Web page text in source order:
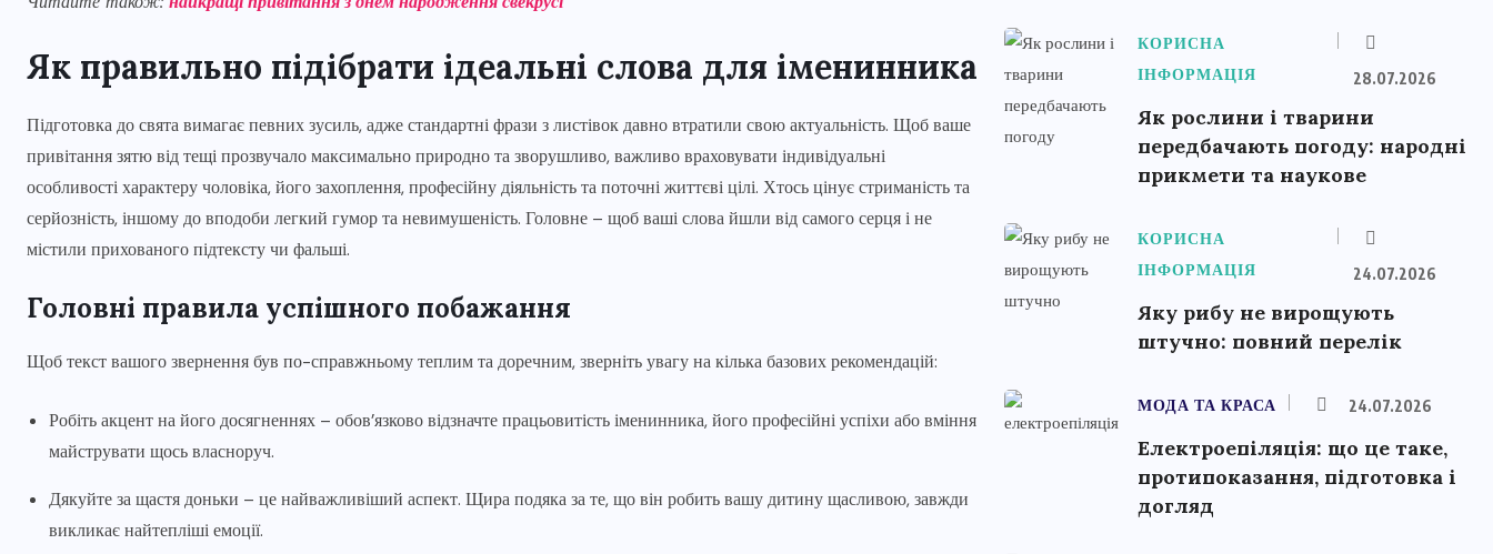
Як правильно підібрати ідеальні слова для іменинника
Підготовка до свята вимагає певних зусиль, адже стандартні фрази з листівок давно втратили свою актуальність. Щоб ваше
привітання зятю від тещі прозвучало максимально природно та зворушливо, важливо враховувати індивідуальні
особливості характеру чоловіка, його захоплення, професійну діяльність та поточні життєві цілі. Хтось цінує стриманість та
серйозність, іншому до вподоби легкий гумор та невимушеність. Головне – щоб ваші слова йшли від самого серця і не
містили прихованого підтексту чи фальші.
Головні правила успішного побажання
Щоб текст вашого звернення був по-справжньому теплим та доречним, зверніть увагу на кілька базових рекомендацій:
Робіть акцент на його досягненнях – обов’язково відзначте працьовитість іменинника, його професійні успіхи або вміння
майструвати щось власноруч.
Дякуйте за щастя доньки – це найважливіший аспект. Щира подяка за те, що він робить вашу дитину щасливою, завжди
викликає найтепліші емоції.
КОРИСНА
ІНФОРМАЦІЯ
28.07.2026
Як рослини і тварини
передбачають погоду: народні
прикмети та наукове
КОРИСНА
ІНФОРМАЦІЯ
24.07.2026
Яку рибу не вирощують
штучно: повний перелік
МОДА ТА КРАСА 24.07.2026
Електроепіляція: що це таке,
протипоказання, підготовка і
догляд